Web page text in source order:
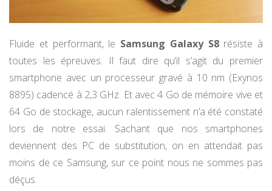
Fluide et performant, le Samsung Galaxy S8résiste à
toutes les épreuves. Il faut dire qu’il s’agit du premier
smartphone avec un processeur gravé à 10 nm (Exynos
8895) cadencé à 2,3 GHz. Et avec 4 Go de mémoire vive et
64 Go de stockage, aucun ralentissement n’a été constaté
lors de notre essai. Sachant que nos smartphones
deviennent des PC de substitution, on en attendait pas
moins de ce Samsung, sur ce point nous ne sommes pas
déçus.